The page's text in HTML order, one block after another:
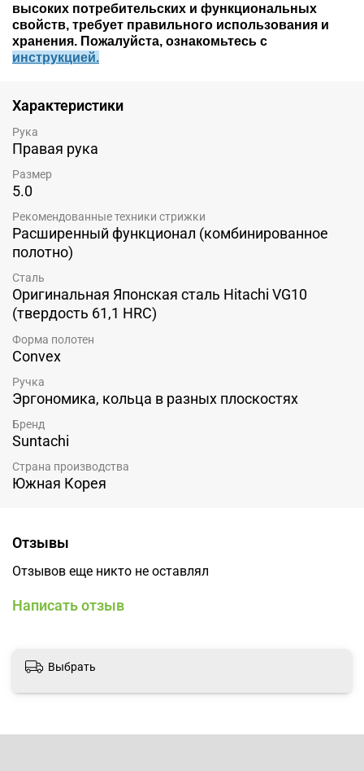
высоких потребительских и функциональных
свойств, требует правильного использования и
хранения. Пожалуйста, ознакомьтесь c
инструкцией.
Характеристики
Рука
Правая рука
Размер
5.0
Рекомендованные техники стрижки
Расширенный функционал (комбинированное
полотно)
Сталь
Оригинальная Японская сталь Hitachi VG10
(твердость 61,1 HRC)
Форма полотен
Convex
Ручка
Эргономика, кольца в разных плоскостях
Бренд
Suntachi
Страна производства
Южная Корея
Отзывы
Отзывов еще никто не оставлял
Написать отзыв
Выбрать